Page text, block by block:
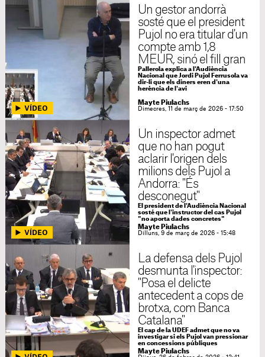
Un gestor andorrà
sosté que el president
Pujol no era titular d'un
compte amb 1,8
MEUR, sinó el fill gran
Pallerola explica a l'Audiència
Nacional que Jordi Pujol Ferrusola va
dir-li que els diners eren d'una
herència de l'avi
Mayte Piulachs
Dimecres, 11 de març de 2026 - 17:50
Un inspector admet
que no han pogut
aclarir l'origen dels
milions dels Pujol a
Andorra: "És
desconegut"
El president de l'Audiència Nacional
sosté que l'instructor del cas Pujol
"no aporta dades concretes"
Mayte Piulachs
Dilluns, 9 de març de 2026 - 15:48
La defensa dels Pujol
desmunta l'inspector:
"Posa el delicte
antecedent a cops de
brotxa, com Banca
Catalana"
El cap de la UDEF admet que no va
investigar si els Pujol van pressionar
en concessions públiques
Mayte Piulachs